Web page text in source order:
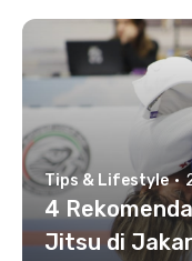
Tips & Lifestyle ·
4
Jitsu di